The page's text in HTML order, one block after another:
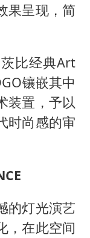
果呈现，简
比经典Art
镶嵌其中
装置，予以
时尚感的审
的灯光演艺
，在此空间